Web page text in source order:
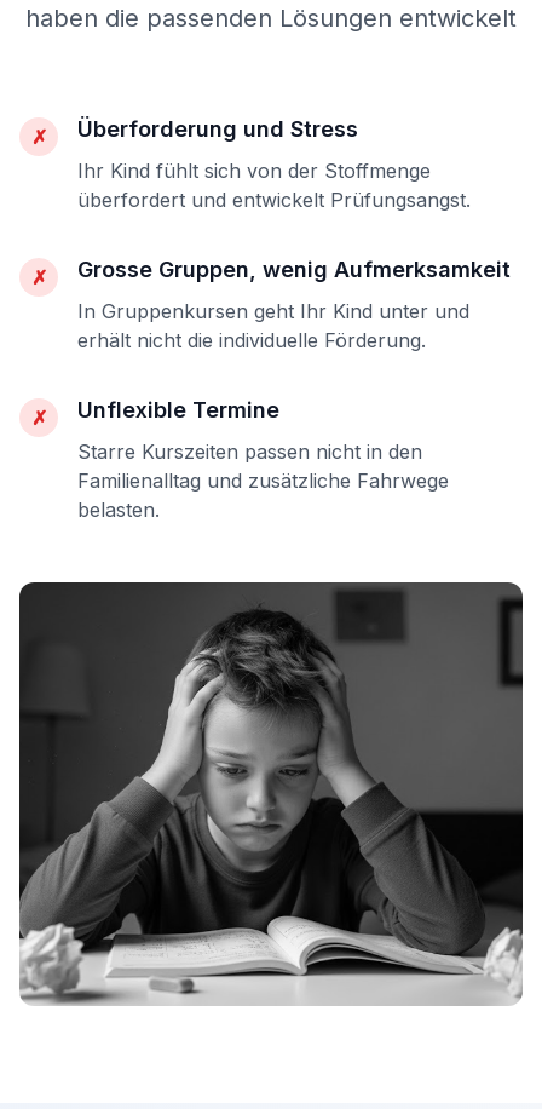
haben die passenden Lösungen entwickelt
✗ Überforderung und Stress
Ihr Kind fühlt sich von der Stoffmenge
überfordert und entwickelt Prüfungsangst.
✗ Grosse Gruppen, wenig Aufmerksamkeit
In Gruppenkursen geht Ihr Kind unter und
erhält nicht die individuelle Förderung.
✗ Unflexible Termine
Starre Kurszeiten passen nicht in den
Familienalltag und zusätzliche Fahrwege
belasten.